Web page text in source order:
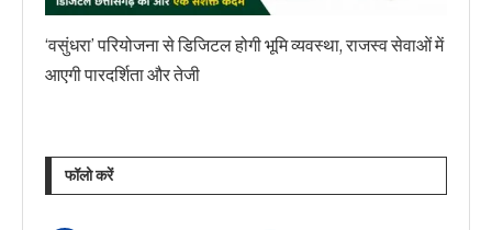
‘वसुंधरा’ परियोजना से डिजिटल होगी भूमि व्यवस्था, राजस्व सेवाओं में
आएगी पारदर्शिता और तेजी
फॉलो करें